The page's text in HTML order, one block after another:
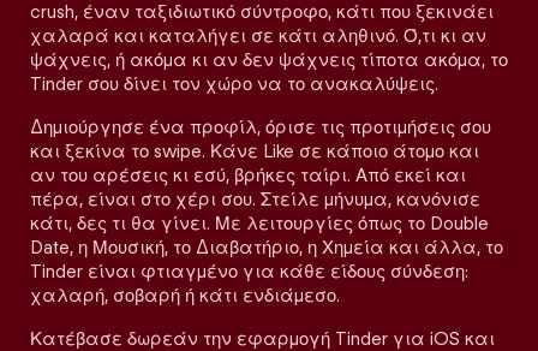
crush, έναν ταξιδιωτικό σύντροφο, κάτι που ξεκινάει
χαλαρά και καταλήγει σε κάτι αληθινό. Ό,τι κι αν
ψάχνεις, ή ακόμα κι αν δεν ψάχνεις τίποτα ακόμα, το
Tinder σου δίνει τον χώρο να το ανακαλύψεις.
Δημιούργησε ένα προφίλ, όρισε τις προτιμήσεις σου
και ξεκίνα το swipe. Κάνε Like σε κάποιο άτομο και
αν του αρέσεις κι εσύ, βρήκες ταίρι. Από εκεί και
πέρα, είναι στο χέρι σου. Στείλε μήνυμα, κανόνισε
κάτι, δες τι θα γίνει. Με λειτουργίες όπως το Double
Date, η Μουσική, το Διαβατήριο, η Χημεία και άλλα, το
Tinder είναι φτιαγμένο για κάθε είδους σύνδεση:
χαλαρή, σοβαρή ή κάτι ενδιάμεσο.
Κατέβασε δωρεάν την εφαρμογή Tinder για iOS και